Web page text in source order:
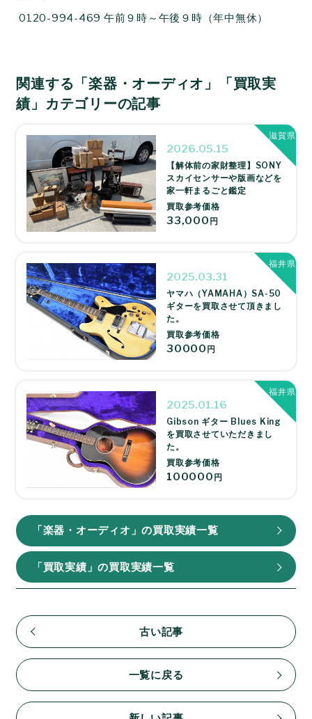
0120-994-469 午前９時～午後９時（年中無休）
関連する「楽器・オーディオ」「買取実
績」カテゴリーの記事
2026.05.15
【解体前の家財整理】SONY
スカイセンサーや版画などを
家一軒まるごと鑑定
買取参考価格
33,000 円
滋賀県
2025.03.31
ヤマハ（YAMAHA）SA-50
ギターを買取させて頂きまし
た。
買取参考価格
30000 円
福井県
2025.01.16
Gibson ギター Blues King
を買取させていただきまし
た。
買取参考価格
100000 円
福井県
「楽器・オーディオ」の買取実績一覧
「買取実績」の買取実績一覧
古い記事
一覧に戻る